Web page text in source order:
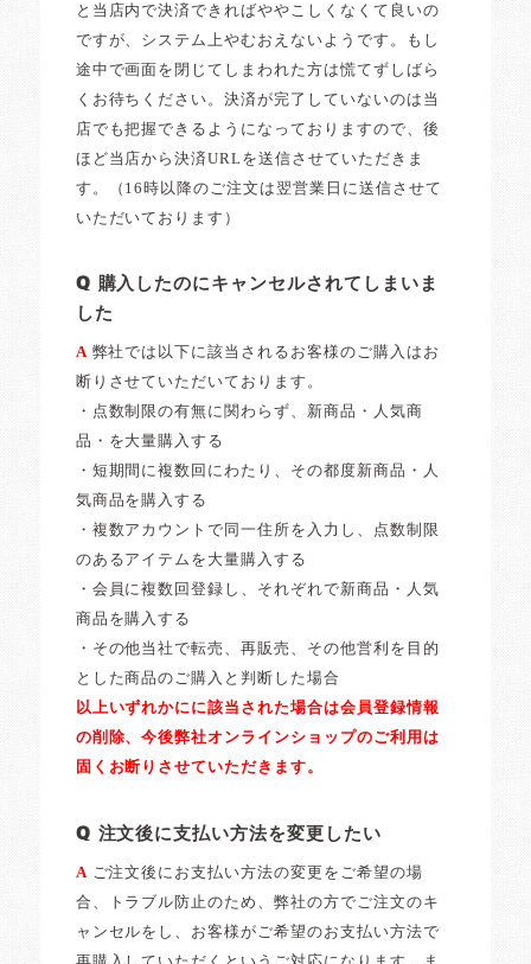
と当店内で決済できればややこしくなくて良いの
ですが、システム上やむおえないようです。もし
途中で画面を閉じてしまわれた方は慌てずしばら
くお待ちください。決済が完了していないのは当
店でも把握できるようになっておりますので、後
ほど当店から決済URLを送信させていただきま
す。（16時以降のご注文は翌営業日に送信させて
いただいております）
Q 購入したのにキャンセルされてしまいま
した
A弊社では以下に該当されるお客様のご購入はお
断りさせていただいております。
・点数制限の有無に関わらず、新商品・人気商
品・を大量購入する
・短期間に複数回にわたり、その都度新商品・人
気商品を購入する
・複数アカウントで同一住所を入力し、点数制限
のあるアイテムを大量購入する
・会員に複数回登録し、それぞれで新商品・人気
商品を購入する
・その他当社で転売、再販売、その他営利を目的
とした商品のご購入と判断した場合
以上いずれかにに該当された場合は会員登録情報
の削除、今後弊社オンラインショップのご利用は
固くお断りさせていただきます。
Q 注文後に支払い方法を変更したい
A ご注文後にお支払い方法の変更をご希望の場
合、トラブル防止のため、弊社の方でご注文のキ
ャンセルをし、お客様がご希望のお支払い方法で